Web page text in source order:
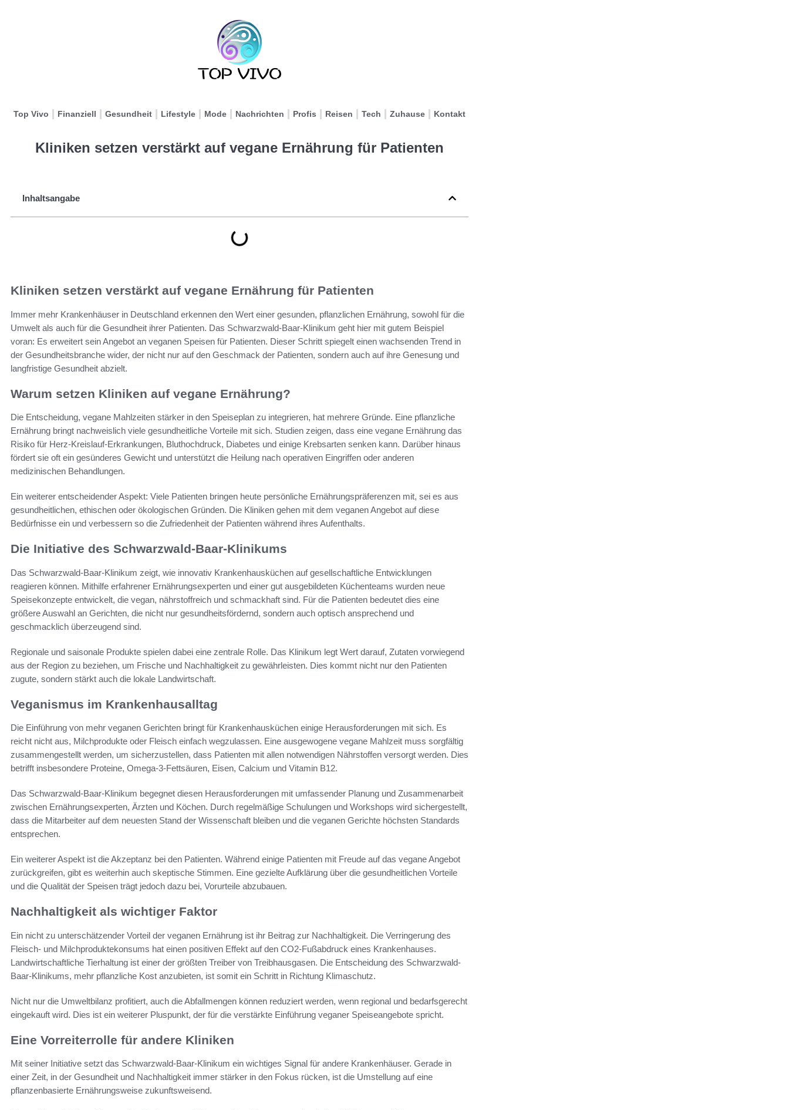
Top Vivo Finanziell Gesundheit Lifestyle Mode Nachrichten Profis Reisen Tech Zuhause Kontakt
Kliniken setzen verstärkt auf vegane Ernährung für Patienten
Inhaltsangabe
Kliniken setzen verstärkt auf vegane Ernährung für Patienten
Immer mehr Krankenhäuser in Deutschland erkennen den Wert einer gesunden, pflanzlichen Ernährung, sowohl für die
Umwelt als auch für die Gesundheit ihrer Patienten. Das Schwarzwald-Baar-Klinikum geht hier mit gutem Beispiel
voran: Es erweitert sein Angebot an veganen Speisen für Patienten. Dieser Schritt spiegelt einen wachsenden Trend in
der Gesundheitsbranche wider, der nicht nur auf den Geschmack der Patienten, sondern auch auf ihre Genesung und
langfristige Gesundheit abzielt.
Warum setzen Kliniken auf vegane Ernährung?
Die Entscheidung, vegane Mahlzeiten stärker in den Speiseplan zu integrieren, hat mehrere Gründe. Eine pflanzliche
Ernährung bringt nachweislich viele gesundheitliche Vorteile mit sich. Studien zeigen, dass eine vegane Ernährung das
Risiko für Herz-Kreislauf-Erkrankungen, Bluthochdruck, Diabetes und einige Krebsarten senken kann. Darüber hinaus
fördert sie oft ein gesünderes Gewicht und unterstützt die Heilung nach operativen Eingriffen oder anderen
medizinischen Behandlungen.
Ein weiterer entscheidender Aspekt: Viele Patienten bringen heute persönliche Ernährungspräferenzen mit, sei es aus
gesundheitlichen, ethischen oder ökologischen Gründen. Die Kliniken gehen mit dem veganen Angebot auf diese
Bedürfnisse ein und verbessern so die Zufriedenheit der Patienten während ihres Aufenthalts.
Die Initiative des Schwarzwald-Baar-Klinikums
Das Schwarzwald-Baar-Klinikum zeigt, wie innovativ Krankenhausküchen auf gesellschaftliche Entwicklungen
reagieren können. Mithilfe erfahrener Ernährungsexperten und einer gut ausgebildeten Küchenteams wurden neue
Speisekonzepte entwickelt, die vegan, nährstoffreich und schmackhaft sind. Für die Patienten bedeutet dies eine
größere Auswahl an Gerichten, die nicht nur gesundheitsfördernd, sondern auch optisch ansprechend und
geschmacklich überzeugend sind.
Regionale und saisonale Produkte spielen dabei eine zentrale Rolle. Das Klinikum legt Wert darauf, Zutaten vorwiegend
aus der Region zu beziehen, um Frische und Nachhaltigkeit zu gewährleisten. Dies kommt nicht nur den Patienten
zugute, sondern stärkt auch die lokale Landwirtschaft.
Veganismus im Krankenhausalltag
Die Einführung von mehr veganen Gerichten bringt für Krankenhausküchen einige Herausforderungen mit sich. Es
reicht nicht aus, Milchprodukte oder Fleisch einfach wegzulassen. Eine ausgewogene vegane Mahlzeit muss sorgfältig
zusammengestellt werden, um sicherzustellen, dass Patienten mit allen notwendigen Nährstoffen versorgt werden. Dies
betrifft insbesondere Proteine, Omega-3-Fettsäuren, Eisen, Calcium und Vitamin B12.
Das Schwarzwald-Baar-Klinikum begegnet diesen Herausforderungen mit umfassender Planung und Zusammenarbeit
zwischen Ernährungsexperten, Ärzten und Köchen. Durch regelmäßige Schulungen und Workshops wird sichergestellt,
dass die Mitarbeiter auf dem neuesten Stand der Wissenschaft bleiben und die veganen Gerichte höchsten Standards
entsprechen.
Ein weiterer Aspekt ist die Akzeptanz bei den Patienten. Während einige Patienten mit Freude auf das vegane Angebot
zurückgreifen, gibt es weiterhin auch skeptische Stimmen. Eine gezielte Aufklärung über die gesundheitlichen Vorteile
und die Qualität der Speisen trägt jedoch dazu bei, Vorurteile abzubauen.
Nachhaltigkeit als wichtiger Faktor
Ein nicht zu unterschätzender Vorteil der veganen Ernährung ist ihr Beitrag zur Nachhaltigkeit. Die Verringerung des
Fleisch- und Milchproduktekonsums hat einen positiven Effekt auf den CO2-Fußabdruck eines Krankenhauses.
Landwirtschaftliche Tierhaltung ist einer der größten Treiber von Treibhausgasen. Die Entscheidung des Schwarzwald-
Baar-Klinikums, mehr pflanzliche Kost anzubieten, ist somit ein Schritt in Richtung Klimaschutz.
Nicht nur die Umweltbilanz profitiert, auch die Abfallmengen können reduziert werden, wenn regional und bedarfsgerecht
eingekauft wird. Dies ist ein weiterer Pluspunkt, der für die verstärkte Einführung veganer Speiseangebote spricht.
Eine Vorreiterrolle für andere Kliniken
Mit seiner Initiative setzt das Schwarzwald-Baar-Klinikum ein wichtiges Signal für andere Krankenhäuser. Gerade in
einer Zeit, in der Gesundheit und Nachhaltigkeit immer stärker in den Fokus rücken, ist die Umstellung auf eine
pflanzenbasierte Ernährungsweise zukunftsweisend.